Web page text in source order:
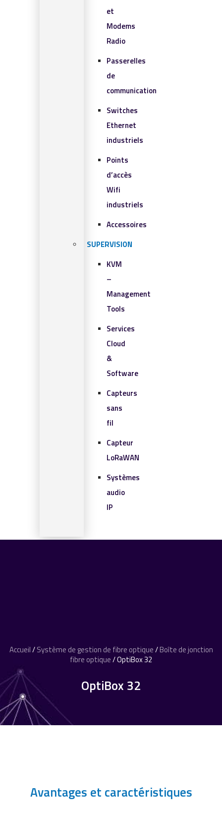
et
Modems
Radio
Passerelles
de
communication
Switches
Ethernet
industriels
Points
d’accès
Wifi
industriels
Accessoires
SUPERVISION
KVM
–
Management
Tools
Services
Cloud
&
Software
Capteurs
sans
fil
Capteur
LoRaWAN
Systèmes
audio
IP
Accueil/Système de gestion de fibre optique/Boîte de jonction
fibre optique/ OptiBox 32
OptiBox 32
Avantages et caractéristiques